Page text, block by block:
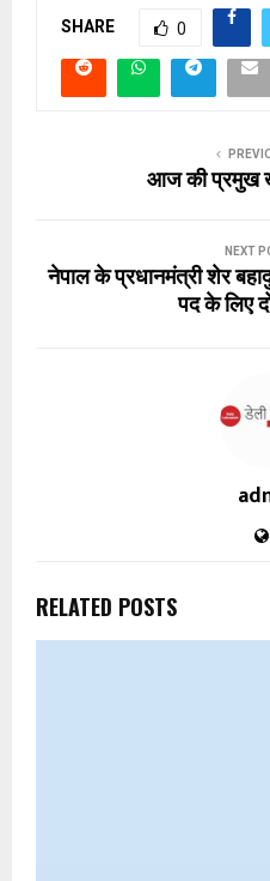
SHARE 0
आज की प्रमुख
NEXT
नेपाल के प्रधानमंत्री शेर
पद के लिए
RELATED POSTS